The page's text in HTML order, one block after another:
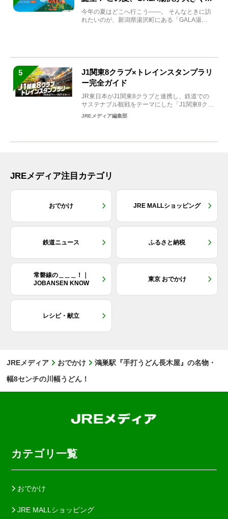
まれ変わる
今年の夏はどこへ行こう――。 そんなときに訪
れたいのが、新潟県湯沢町にある「GALA湯
5
J1関東8クラブ×トレインスタンプラリ
ー完全ガイド
JR東日本がJ1関東8クラブと連携し、鉄道での
サステナブル観戦をテーマにした「J1関東8クラ
ブ×トレイン...
JREメディア編集部
JREメディア注目カテゴリ
おでかけ JRE MALLショッピング
鉄道ニュース ふるさと納税
常磐線の＿＿＿！｜
JOBANSEN KNOW
東京 おでかけ
レシピ・献立
JREメディア おでかけ
鴻巣駅『手打うどん長木屋』の名物・
幅8センチの川幅うどん！
カテゴリ一覧
おでかけ
JRE MALLショッピング